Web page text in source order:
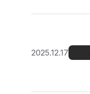
2025.12.17